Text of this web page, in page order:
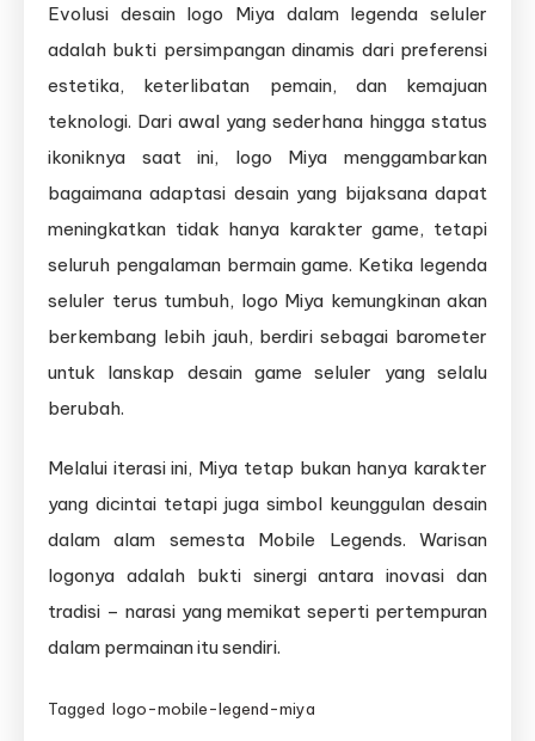
Evolusi desain logo Miya dalam legenda seluler
adalah bukti persimpangan dinamis dari preferensi
estetika, keterlibatan pemain, dan kemajuan
teknologi. Dari awal yang sederhana hingga status
ikoniknya saat ini, logo Miya menggambarkan
bagaimana adaptasi desain yang bijaksana dapat
meningkatkan tidak hanya karakter game, tetapi
seluruh pengalaman bermain game. Ketika legenda
seluler terus tumbuh, logo Miya kemungkinan akan
berkembang lebih jauh, berdiri sebagai barometer
untuk lanskap desain game seluler yang selalu
berubah.
Melalui iterasi ini, Miya tetap bukan hanya karakter
yang dicintai tetapi juga simbol keunggulan desain
dalam alam semesta Mobile Legends. Warisan
logonya adalah bukti sinergi antara inovasi dan
tradisi – narasi yang memikat seperti pertempuran
dalam permainan itu sendiri.
Tagged logo-mobile-legend-miya